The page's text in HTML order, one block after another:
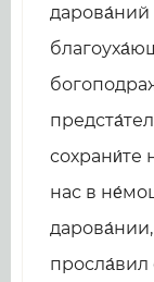
дарова́ний
сохрани́те
нас в
просла́вил